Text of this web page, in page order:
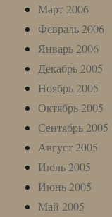
Март 2006
Февраль 2006
Январь 2006
Декабрь 2005
Ноябрь 2005
Октябрь 2005
Сентябрь 2005
Август 2005
Июль 2005
Июнь 2005
Май 2005